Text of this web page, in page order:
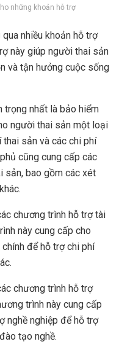
những khoản hỗ trợ
nhiều khoản hỗ trợ
này giúp người thai sản
và tận hưởng cuộc sống
trọng nhất là bảo hiểm
người thai sản một loại
sản và các chi phí
cũng cung cấp các
sản, bao gồm các xét
chương trình hỗ trợ tài
này cung cấp cho
để hỗ trợ chi phí
chương trình hỗ trợ
trình này cung cấp
nghề nghiệp để hỗ trợ
tạo nghề.